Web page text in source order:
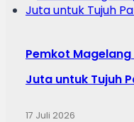
Pemkot
Juta untuk Tujuh
17 Juli 2026